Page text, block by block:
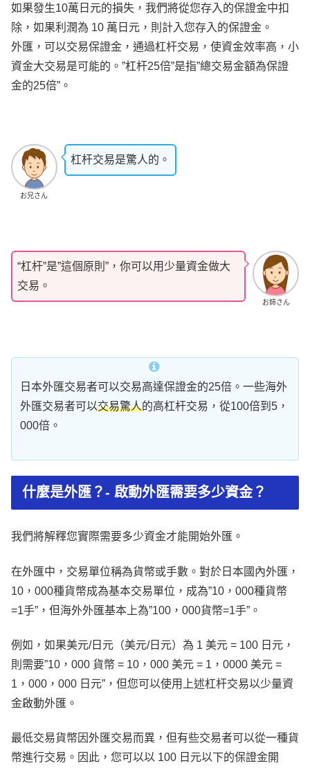
如果發生10萬日元的損失，我們將從您存入的保證金中扣
除，如果利潤為 10 萬日元，則計入您存入的保證金。
外匯，可以交易保證金，通過杠杆交易，使資金效率高，小
資金大交易是可能的。”杠杆25倍”是指”總交易金額為保證
金的25倍”。
お兄さん
杠杆交易是驚人的。
お姉さん
“杠杆”是”這個原則”，你可以用少量資金做大
交易。
日本外匯交易者可以交易高達保證金的25倍。一些海外
外匯交易者可以交易驚人的高杠杆交易，從100倍到5，
000倍。
什麼是外匯？- 啟動外匯需要多少資金？
我們將解釋您實際需要多少資金才能開始外匯。
在外匯中，交易單位稱為貨幣或手數。對於日本國內外匯，
10，000種貨幣成為基本交易單位，成為”10，000種貨幣
=1手”，但海外外匯基本上為”100，000貨幣=1手”。
例如，如果美元/日元（美元/日元）為 1 美元 = 100 日元，
則需要”10，000 貨幣 = 10，000 美元 = 1，0000 美元 =
1，000，000 日元”，但您可以使用上述杠杆交易以少量資
金啟動外匯。
最低交易貨幣因外匯交易而異，但有些交易者可以從一種貨
幣進行交易。因此，您可以以 100 日元以下的保證金開